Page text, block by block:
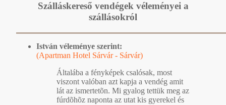
Szálláskereső vendégek véleményei a
szállásokról
István véleménye szerint:
(Apartman Hotel Sárvár - Sárvár)
Általába a fényképek csalósak, most
viszont valóban azt kapja a vendég amit
lát az ismertetõn. Mi gyalog tettük meg az
fúrdõhõz naponta az utat kis gyerekel és